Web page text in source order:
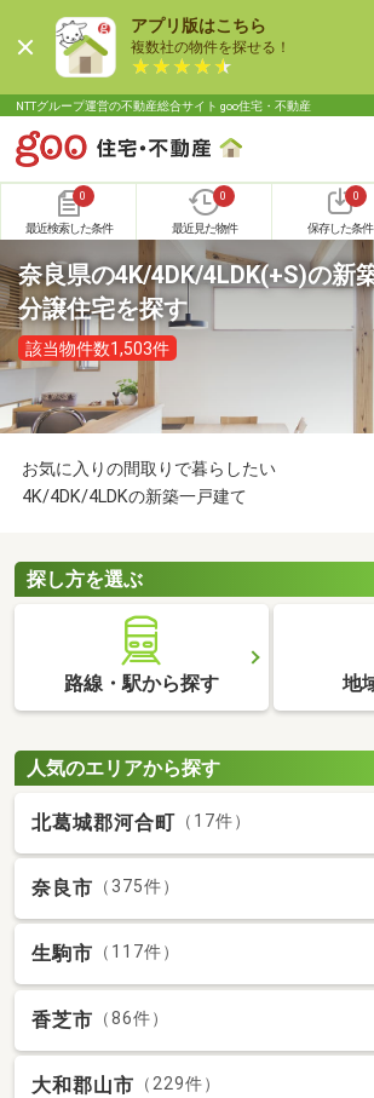
アプリ版はこちら
複数社の物件を探せる！
NTTグループ運営の不動産総合サイト goo住宅・不動産
0
最近検索した条件
0
最近見た物件
0
保存した条件
奈良県の4K/4DK/4LDK(+S)の新
分譲住宅を探す
該当物件数1,503件
お気に入りの間取りで暮らしたい
4K/4DK/4LDKの新築一戸建て
探し方を選ぶ
路線・駅から探す 地
人気のエリアから探す
北葛城郡河合町 （17件）
奈良市 （375件）
生駒市 （117件）
香芝市 （86件）
大和郡山市 （229件）